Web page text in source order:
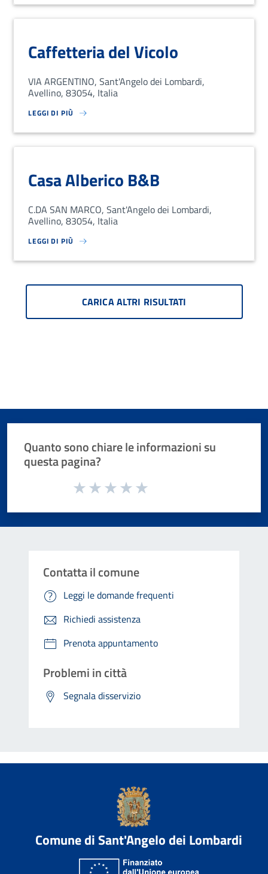
Caffetteria del Vicolo
VIA ARGENTINO, Sant'Angelo dei Lombardi,
Avellino, 83054, Italia
LEGGI DI PIÙ
SU LOREM IPSUM DOLOR SIT AMET, CONSECTETUR ADIPISCING
Casa Alberico B&B
C.DA SAN MARCO, Sant'Angelo dei Lombardi,
Avellino, 83054, Italia
LEGGI DI PIÙ
SU LOREM IPSUM DOLOR SIT AMET, CONSECTETUR ADIPISCING
CARICA ALTRI RISULTATI
Quanto sono chiare le informazioni su
questa pagina?
Valuta da 1 a 5 stelle la pagina
Contatta il comune
Leggi le domande frequenti
Richiedi assistenza
Prenota appuntamento
Problemi in città
Segnala disservizio
Comune di Sant'Angelo dei Lombardi